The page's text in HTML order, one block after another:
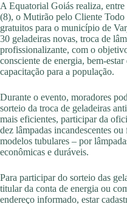
A Equatorial Goiás realiza,
(8), o Mutirão pelo Cliente
gratuitos para o município de
30 geladeiras novas, troca de
profissionalizante, com o
consciente de energia, bem-
capacitação para a população.
Durante o evento, moradores
sorteio da troca de geladeiras
mais eficientes, participar da
dez lâmpadas incandescentes
modelos tubulares – por
econômicas e duráveis.
Para participar do sorteio das
titular da conta de energia ou
endereço informado, estar